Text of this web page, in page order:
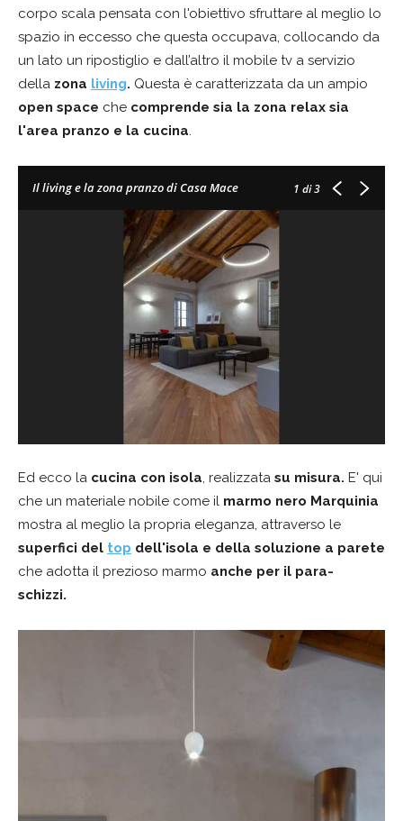
corpo scala pensata con l'obiettivo sfruttare al meglio lo
spazio in eccesso che questa occupava, collocando da
un lato un ripostiglio e dall’altro il mobile tv a servizio
della zona living. Questa è caratterizzata da un ampio
open space che comprende sia la zona relax sia
l'area pranzo e la cucina.
Il living e la zona pranzo di Casa Mace 1 di 3
Ed ecco la cucina con isola, realizzata su misura. E' qui
che un materiale nobile come il marmo nero Marquinia
mostra al meglio la propria eleganza, attraverso le
superfici del top dell'isola e della soluzione a parete
che adotta il prezioso marmo anche per il para-
schizzi.